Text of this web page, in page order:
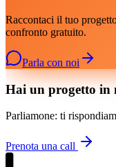
Raccontaci il tuo
confronto gratuito.
Parla con noi
Hai un progetto in
Parliamone: ti
Prenota una call